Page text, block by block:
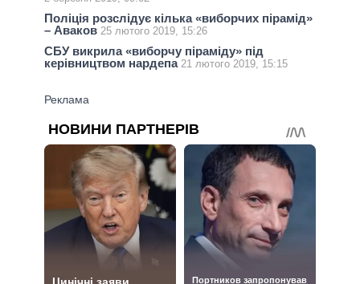
Поліція розслідує кілька «виборчих пірамід»
– Аваков 25 лютого 2019, 15:26
СБУ викрила «виборчу піраміду» під
керівництвом нардепа 21 лютого 2019, 15:15